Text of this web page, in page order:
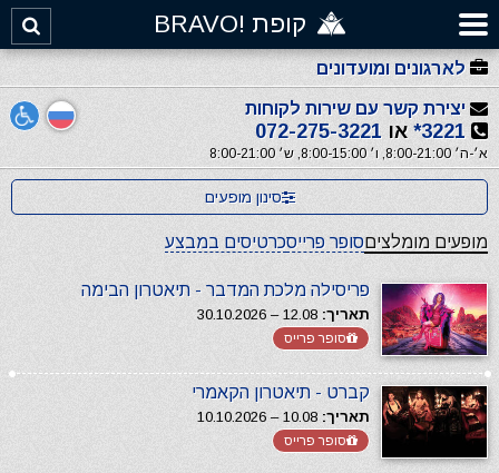
קופת !BRAVO
לארגונים ומועדונים
יצירת קשר עם שירות לקוחות
3221* או 072-275-3221
א׳-ה׳ 8:00-21:00, ו׳ 8:00-15:00, ש׳ 8:00-21:00
סינון מופעים
מופעים מומלציםסופר פרייסכרטיסים במבצע
פריסילה מלכת המדבר - תיאטרון הבימה
תאריך:
סופר פרייס
קברט - תיאטרון הקאמרי
תאריך:
סופר פרייס